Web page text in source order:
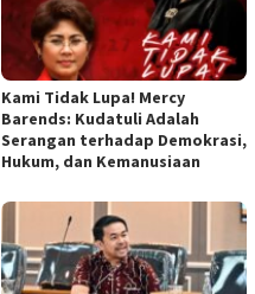
Kami Tidak Lupa! Mercy
Barends: Kudatuli Adalah
Serangan terhadap Demokrasi,
Hukum, dan Kemanusiaan